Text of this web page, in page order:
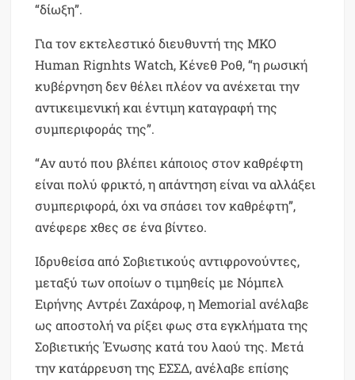
“δίωξη”.
Για τον εκτελεστικό διευθυντή της ΜΚΟ
Human Rignhts Watch, Κένεθ Ροθ, “η ρωσική
κυβέρνηση δεν θέλει πλέον να ανέχεται την
αντικειμενική και έντιμη καταγραφή της
συμπεριφοράς της”.
“Αν αυτό που βλέπει κάποιος στον καθρέφτη
είναι πολύ φρικτό, η απάντηση είναι να αλλάξει
συμπεριφορά, όχι να σπάσει τον καθρέφτη”,
ανέφερε χθες σε ένα βίντεο.
Ιδρυθείσα από Σοβιετικούς αντιφρονούντες,
μεταξύ των οποίων ο τιμηθείς με Νόμπελ
Ειρήνης Αντρέι Ζαχάροφ, η Memorial ανέλαβε
ως αποστολή να ρίξει φως στα εγκλήματα της
Σοβιετικής Ένωσης κατά του λαού της. Μετά
την κατάρρευση της ΕΣΣΔ, ανέλαβε επίσης